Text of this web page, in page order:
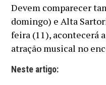
Devem comparecer
domingo) e Alta
feira (11), acontecerá
atração musical no
Neste artigo: